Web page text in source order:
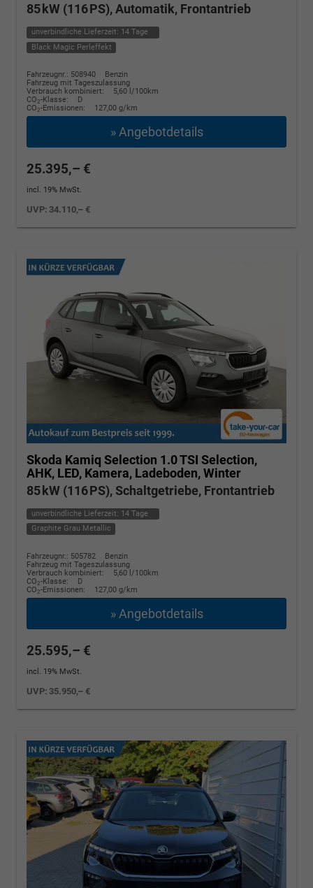
85 kW (116 PS), Automatik, Frontantrieb
unverbindliche Lieferzeit: 14 Tage
Black Magic Perleffekt
Fahrzeugnr.: 508940
Benzin
Fahrzeug mit Tageszulassung
Verbrauch kombiniert:
5,60 l/100km
CO2-Klasse:
D
CO2-Emissionen: 127,00 g/km
» Angebotdetails
25.395,– €
incl. 19% MwSt.
UVP: 34.110,– €
Skoda Kamiq Selection 1.0 TSI Selection,
AHK, LED, Kamera, Ladeboden, Winter
85 kW (116 PS), Schaltgetriebe, Frontantrieb
unverbindliche Lieferzeit: 14 Tage
Graphite Grau Metallic
Fahrzeugnr.: 505782
Benzin
Fahrzeug mit Tageszulassung
Verbrauch kombiniert:
5,60 l/100km
CO2-Klasse:
D
CO2-Emissionen: 127,00 g/km
» Angebotdetails
25.595,– €
incl. 19% MwSt.
UVP: 35.950,– €